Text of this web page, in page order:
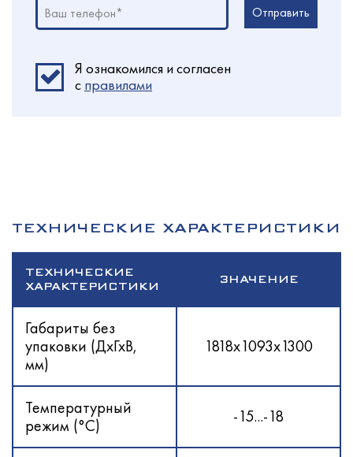
Контакты
Ваш телефон* Отправить
Я ознакомился и согласен
c правилами
ТЕХНИЧЕСКИЕ ХАРАКТЕРИСТИКИ
ТЕХНИЧЕСКИЕ
ХАРАКТЕРИСТИКИ
ЗНАЧЕНИЕ
Габариты без
упаковки (ДхГхВ,
мм)
1818х1093х1300
Температурный
режим (°С)
-15...-18